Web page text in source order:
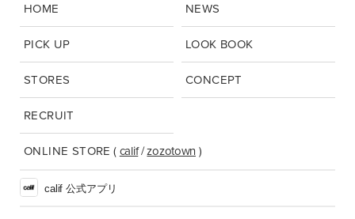
HOME NEWS
PICK UP LOOK BOOK
STORES CONCEPT
RECRUIT
ONLINE STORE ( calif/zozotown )
calif 公式アプリ